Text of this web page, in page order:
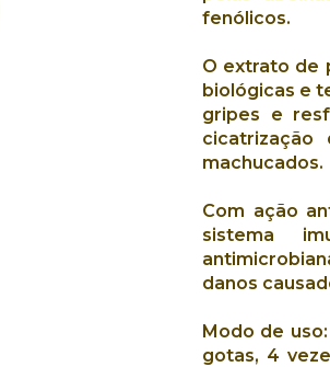
fenólicos.
O extrato de
biológicas e
gripes e
cicatrização
machucados.
Com ação
sistema
danos
Modo de uso:
gotas, 4